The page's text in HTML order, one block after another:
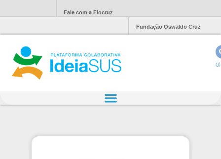
Fale com a Fiocruz
Fundação Oswaldo Cruz